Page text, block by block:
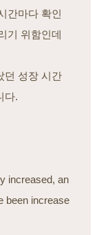
간마다 확인
기 위함인데
던 성장 시간
다.
increased, an
been increase